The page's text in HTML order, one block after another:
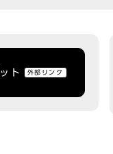
ト 外部リンク